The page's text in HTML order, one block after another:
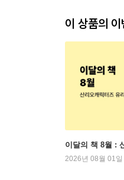
이 상품의 이
이달의 책 8월 :
2026년 08월 01